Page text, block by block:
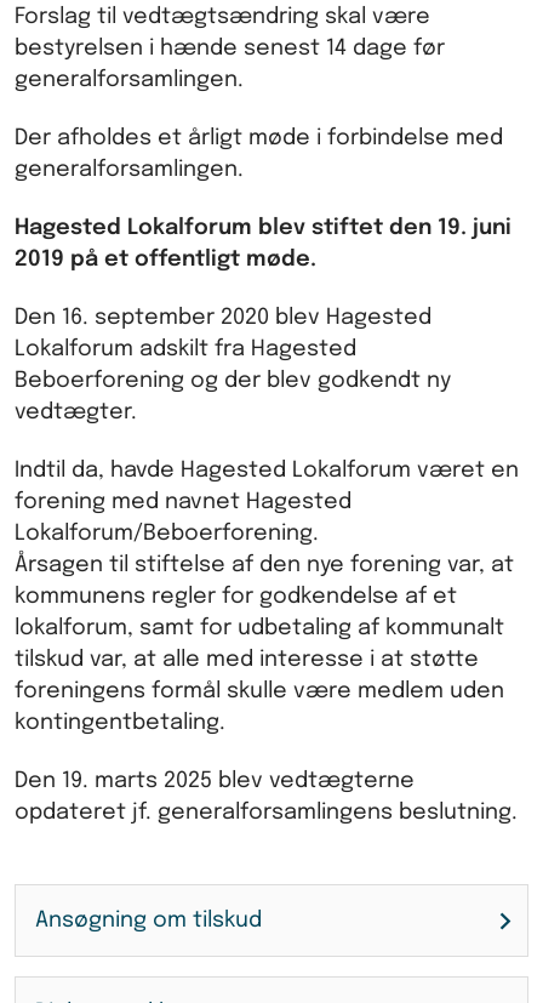
Forslag til vedtægtsændring skal være
bestyrelsen i hænde senest 14 dage før
generalforsamlingen.
Der afholdes et årligt møde i forbindelse med
generalforsamlingen.
Hagested Lokalforum blev stiftet den 19. juni
2019 på et offentligt møde.
Den 16. september 2020 blev Hagested
Lokalforum adskilt fra Hagested
Beboerforening og der blev godkendt ny
vedtægter.
Indtil da, havde Hagested Lokalforum været en
forening med navnet Hagested
Lokalforum/Beboerforening.
Årsagen til stiftelse af den nye forening var, at
kommunens regler for godkendelse af et
lokalforum, samt for udbetaling af kommunalt
tilskud var, at alle med interesse i at støtte
foreningens formål skulle være medlem uden
kontingentbetaling.
Den 19. marts 2025 blev vedtægterne
opdateret jf. generalforsamlingens beslutning.
Ansøgning om tilskud